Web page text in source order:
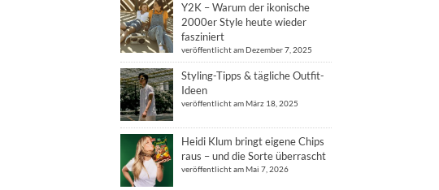
Y2K – Warum der ikonische
2000er Style heute wieder
fasziniert
veröffentlicht am Dezember 7, 2025
Styling-Tipps & tägliche Outfit-
Ideen
veröffentlicht am März 18, 2025
Heidi Klum bringt eigene Chips
raus – und die Sorte überrascht
veröffentlicht am Mai 7, 2026